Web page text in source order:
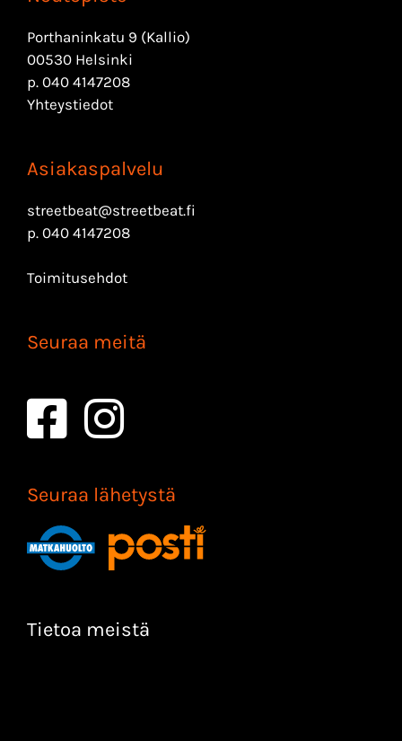
Porthaninkatu 9 (Kallio)
00530 Helsinki
p. 040 4147208
Yhteystiedot
Asiakaspalvelu
streetbeat@streetbeat.fi
p. 040 4147208
Toimitusehdot
Seuraa meitä
Seuraa lähetystä
Tietoa meistä